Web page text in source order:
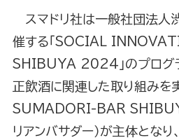
スマドリ社は一般社団法人
催する「SOCIAL
SHIBUYA 2024」のプログ
正飲酒に関連した取り組みを
SUMADORI-BAR
リアンバサダー）が主体とな